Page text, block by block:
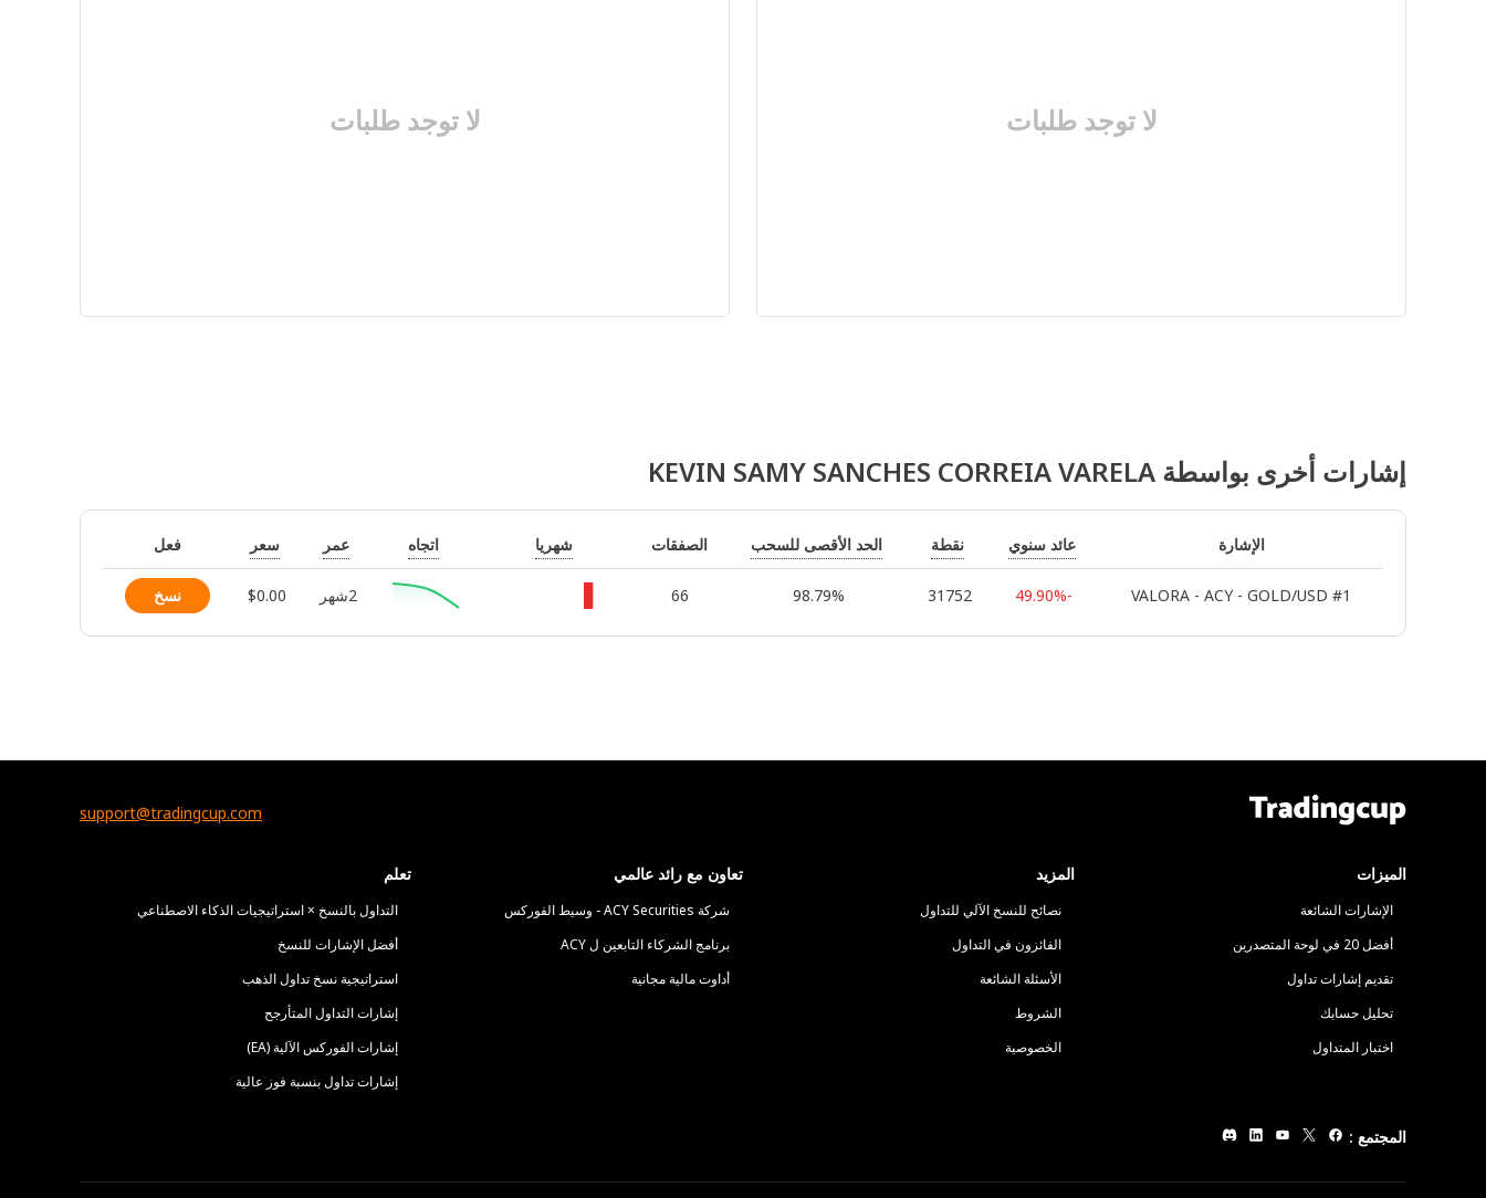
لا توجد طلبات لا توجد طلبات
إشارات أخرى بواسطة KEVIN SAMY SANCHES CORREIA VARELA
الإشارة عائد سنوي نقطة الحد الأقصى للسحب الصفقات شهريا اتجاه عمر سعر فعل
VALORA - ACY - GOLD/USD #1
-49.90%
31752
98.79%
66 2شهر $0.00 نسخ
support@tradingcup.com
الميزات
الإشارات الشائعة
أفضل 20 في لوحة المتصدرين
تقديم إشارات تداول
تحليل حسابك
اختبار المتداول
المزيد
نصائح للنسخ الآلي للتداول
الفائزون في التداول
الأسئلة الشائعة
الشروط
الخصوصية
تعاون مع رائد عالمي
شركة ACY Securities - وسيط الفوركس
برنامج الشركاء التابعين ل ACY
أداوت مالية مجانية
تعلم
التداول بالنسخ × استراتيجيات الذكاء الاصطناعي
أفضل الإشارات للنسخ
استراتيجية نسخ تداول الذهب
إشارات التداول المتأرجح
إشارات الفوركس الآلية (EA)
إشارات تداول بنسبة فوز عالية
المجتمع :